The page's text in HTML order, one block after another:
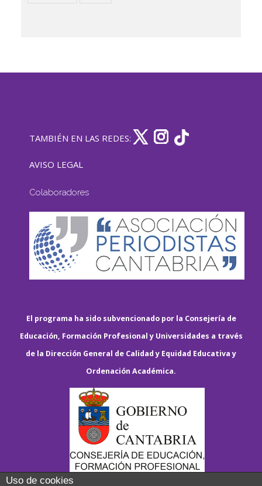
TAMBIÉN EN LAS REDES:
AVISO LEGAL
Colaboradores
El programa ha sido subvencionado por la Consejería de
Educación, Formación Profesional y Universidades a través
de la Dirección General de Calidad y Equidad Educativa y
Ordenación Académica.
Uso de cookies